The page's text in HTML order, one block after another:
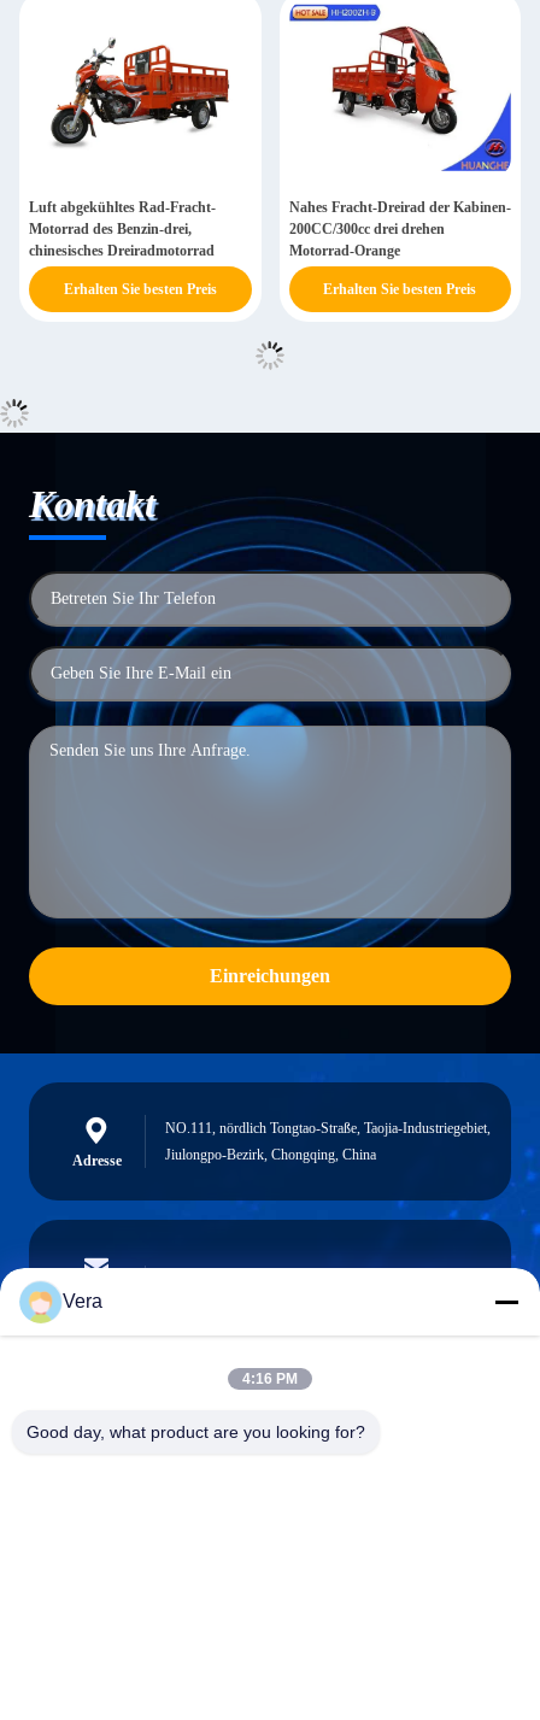
Luft abgekühltes Rad-Fracht-
Motorrad des Benzin-drei,
chinesisches Dreiradmotorrad
Erhalten Sie besten Preis
Nahes Fracht-Dreirad der Kabinen-
200CC/300cc drei drehen
Motorrad-Orange
Erhalten Sie besten Preis
Kontakt
Einreichungen
Adresse
NO.111, nördlich Tongtao-Straße, Taojia-Industriegebiet,
Jiulongpo-Bezirk, Chongqing, China
E-Mail-Adresse
Telefon
Vera
4:16 PM
Good day, what product are you looking for?